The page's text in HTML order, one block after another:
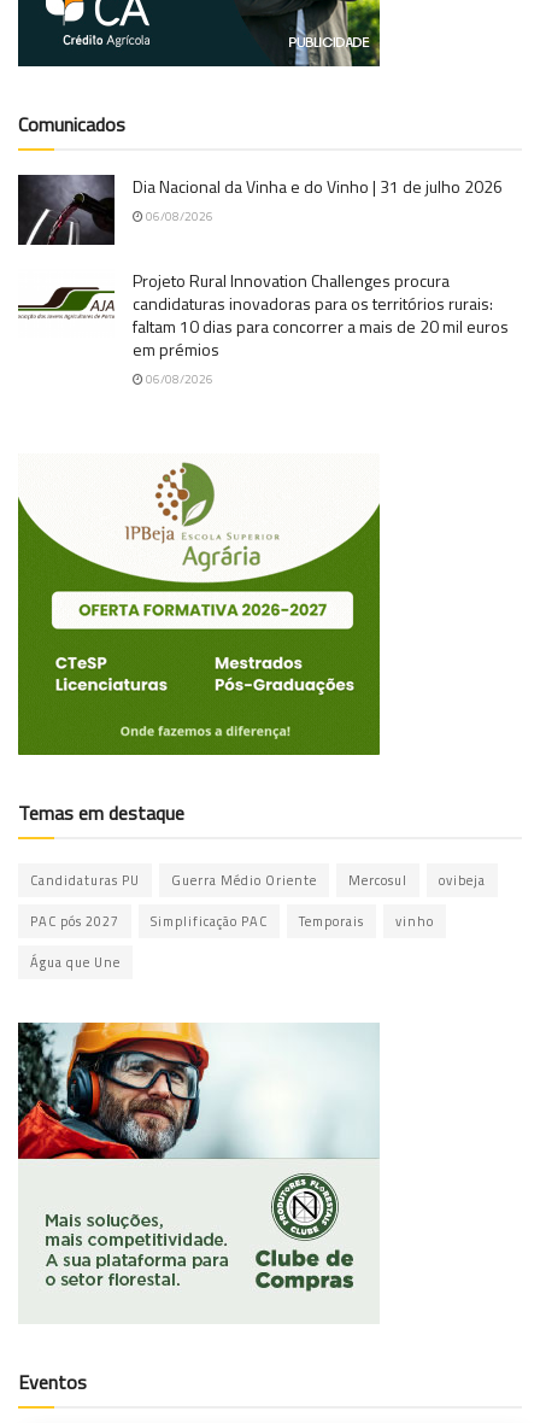
Comunicados
Dia Nacional da Vinha e do Vinho | 31 de julho 2026
06/08/2026
Projeto Rural Innovation Challenges procura
candidaturas inovadoras para os territórios rurais:
faltam 10 dias para concorrer a mais de 20 mil euros
em prémios
06/08/2026
Temas em destaque
Candidaturas PU Guerra Médio Oriente Mercosul ovibeja
PAC pós 2027 Simplificação PAC Temporais vinho
Água que Une
Eventos